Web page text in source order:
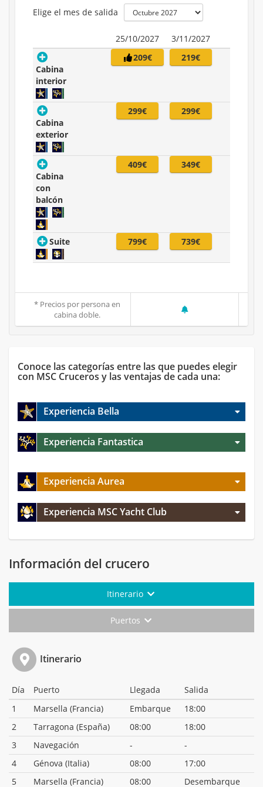
Elige el mes de salida
25/10/2027 3/11/2027
Cabina
interior
209€ 219€
Cabina
exterior
299€ 299€
Cabina
con
balcón
409€ 349€
Suite 799€ 739€
* Precios por persona en
cabina doble.
Conoce las categorías entre las que puedes elegir
con MSC Cruceros y las ventajas de cada una:
Experiencia Bella
Experiencia Fantastica
Experiencia Aurea
Experiencia MSC Yacht Club
Información del crucero
Itinerario
Puertos
Itinerario
Día Puerto Llegada
Salida
1
Marsella (Francia) Embarque
18:00
2
Tarragona (España) 08:00
18:00
3
Navegación -
-
4
Génova (Italia) 08:00
17:00
5
Marsella (Francia) 08:00 Desembarque